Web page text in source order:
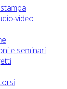
video
e seminari